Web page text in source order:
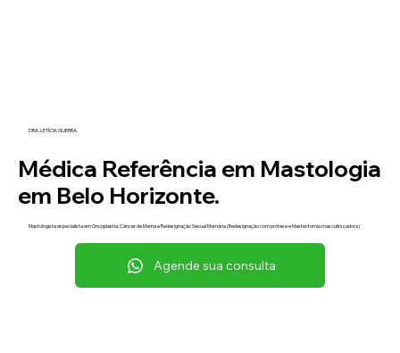
DRA. LETÍCIA GUERRA
Médica Referência em Mastologia
em Belo Horizonte.
Mastologista especialista em Oncoplastia, Câncer de Mama e Redesignação Sexual Mamária (Redesignação com prótese e Mastectomia masculinizadora)
Agende sua consulta